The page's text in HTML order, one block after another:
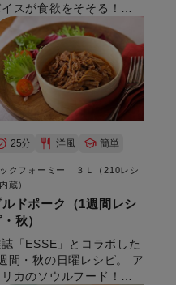
スが食欲をそそる！
準備時間：10分】
25分 洋風 簡単
クフォーミー ３Ｌ（210レシ
蔵）
ルドポーク（1週間レシ
秋）
「ESSE」とコラボした
間・秋の日曜レシピ。 ア
リカのソウルフード！